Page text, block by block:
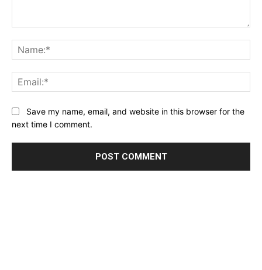
Website:Save my name, email, and website in this browser for the
next time I comment.